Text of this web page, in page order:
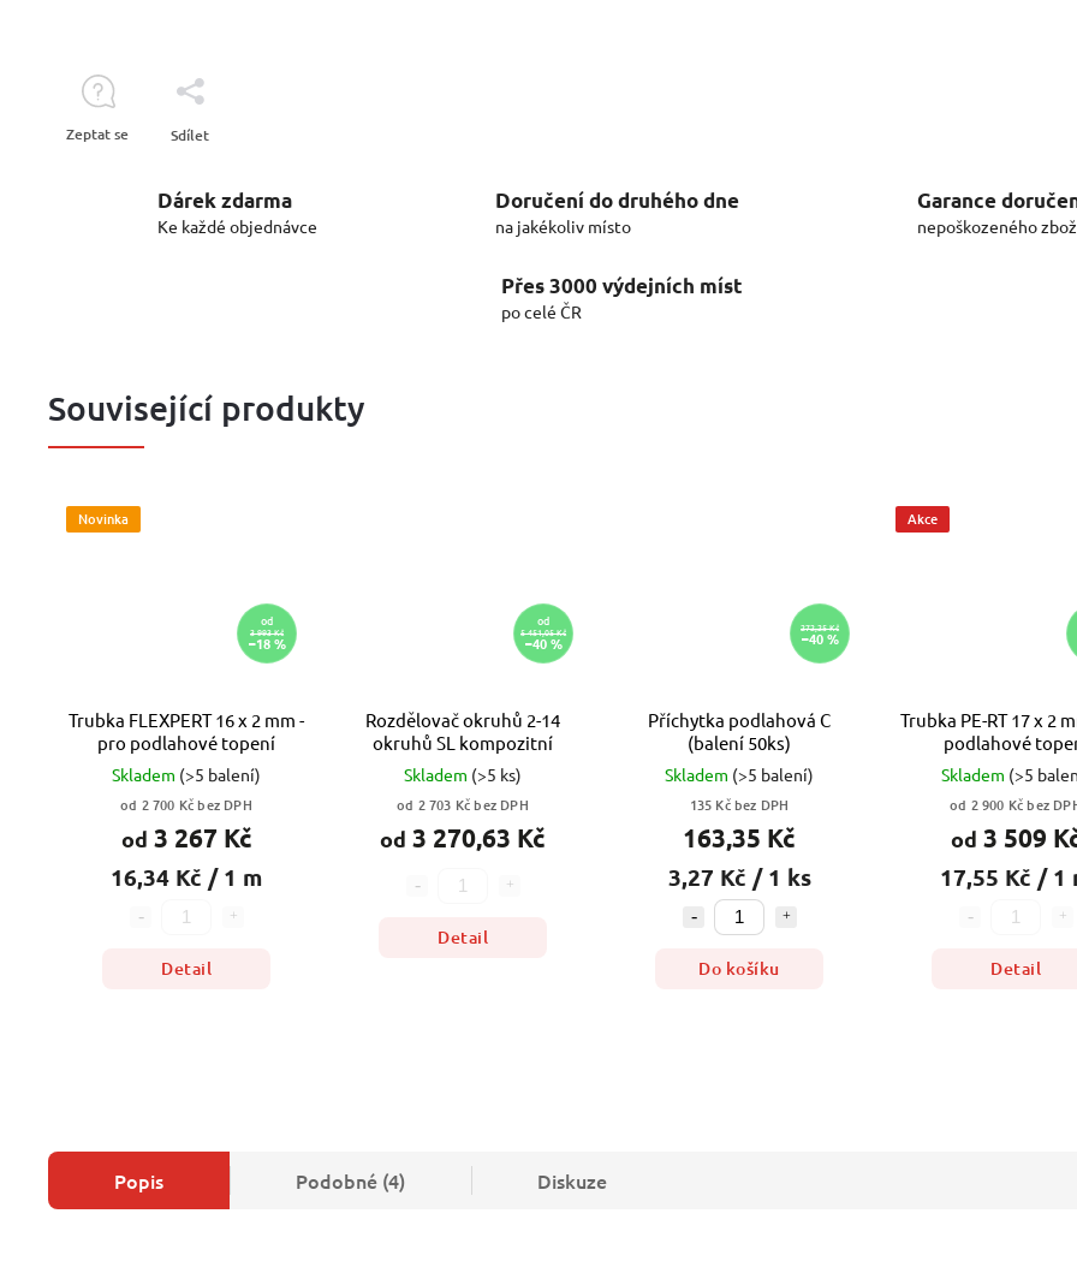
Zeptat se Sdílet
Dárek zdarma
Ke každé objednávce
Doručení do druhého dne
na jakékoliv místo
Garance
nepoškozeného
Přes 3000 výdejních míst
po celé ČR
Související produkty
Novinka
od
3 993 Kč
–18 %
Trubka FLEXPERT 16 x 2 mm -
pro podlahové topení
Skladem (>5 balení)
od 2 700 Kč bez DPH
od 3 267 Kč
16,34 Kč / 1 m
Detail
od
5 451,05 Kč
–40 %
Rozdělovač okruhů 2-14
okruhů SL kompozitní
Skladem (>5 ks)
od 2 703 Kč bez DPH
od 3 270,63 Kč
Detail
272,25 Kč
–40 %
Příchytka podlahová C
(balení 50ks)
Skladem (>5 balení)
135 Kč bez DPH
163,35 Kč
3,27 Kč / 1 ks
Do košíku
Akce
Trubka PE-RT 17 x 2
podlahové
Skladem (>5
od 2 900 Kč bez
od 3 509
17,55 Kč / 1
Detail
Popis Podobné (4) Diskuze